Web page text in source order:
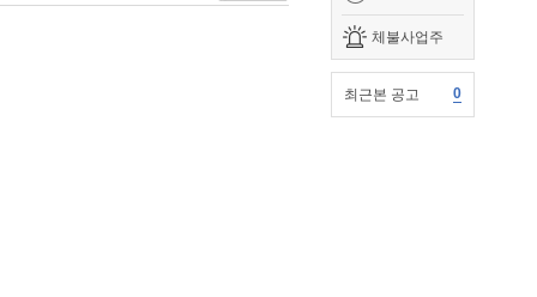
체불사업주
최근본 공고 0